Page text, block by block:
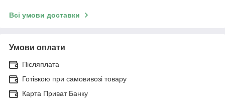
Всі умови доставки
Умови оплати
Післяплата
Готівкою при самовивозі товару
Карта Приват Банку